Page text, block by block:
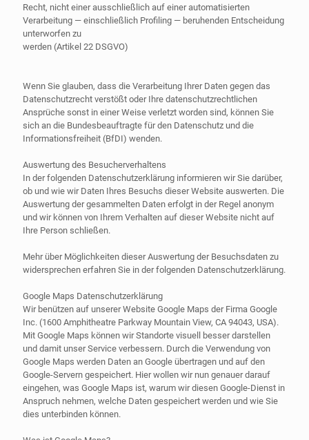
Recht, nicht einer ausschließlich auf einer automatisierten
Verarbeitung — einschließlich Profiling — beruhenden Entscheidung
unterworfen zu
werden (Artikel 22 DSGVO)
Wenn Sie glauben, dass die Verarbeitung Ihrer Daten gegen das
Datenschutzrecht verstößt oder Ihre datenschutzrechtlichen
Ansprüche sonst in einer Weise verletzt worden sind, können Sie
sich an die Bundesbeauftragte für den Datenschutz und die
Informationsfreiheit (BfDI) wenden.
Auswertung des Besucherverhaltens
In der folgenden Datenschutzerklärung informieren wir Sie darüber,
ob und wie wir Daten Ihres Besuchs dieser Website auswerten. Die
Auswertung der gesammelten Daten erfolgt in der Regel anonym
und wir können von Ihrem Verhalten auf dieser Website nicht auf
Ihre Person schließen.
Mehr über Möglichkeiten dieser Auswertung der Besuchsdaten zu
widersprechen erfahren Sie in der folgenden Datenschutzerklärung.
Google Maps Datenschutzerklärung
Wir benützen auf unserer Website Google Maps der Firma Google
Inc. (1600 Amphitheatre Parkway Mountain View, CA 94043, USA).
Mit Google Maps können wir Standorte visuell besser darstellen
und damit unser Service verbessern. Durch die Verwendung von
Google Maps werden Daten an Google übertragen und auf den
Google-Servern gespeichert. Hier wollen wir nun genauer darauf
eingehen, was Google Maps ist, warum wir diesen Google-Dienst in
Anspruch nehmen, welche Daten gespeichert werden und wie Sie
dies unterbinden können.